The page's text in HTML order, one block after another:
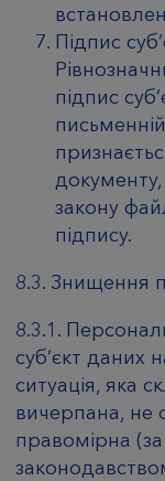
Підпис
підпис
документу,
закону
підпису.
8.3. Знищення
8.3.1.
суб’єкт даних
ситуація, яка
вичерпана, не
правомірна